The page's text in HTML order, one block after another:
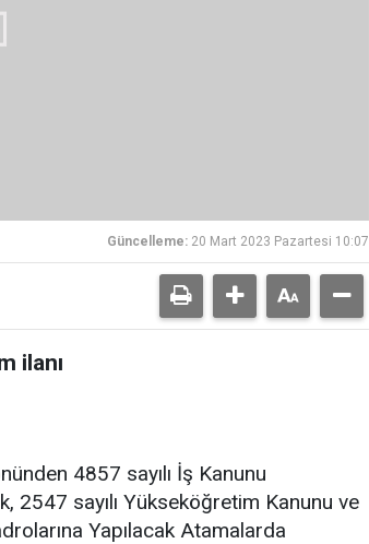
Güncelleme: 20 Mart 2023 Pazartesi 10:07
ilanı
4857 sayılı İş Kanunu
2547 sayılı Yükseköğretim Kanunu ve
Yapılacak Atamalarda